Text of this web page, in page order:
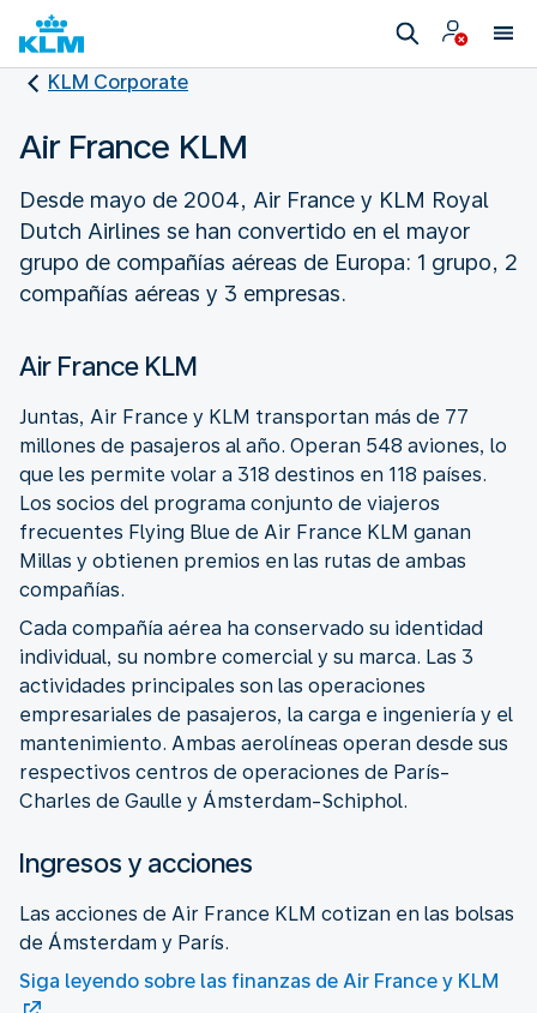
KLM Corporate
Air France KLM
Desde mayo de 2004, Air France y KLM Royal
Dutch Airlines se han convertido en el mayor
grupo de compañías aéreas de Europa: 1 grupo, 2
compañías aéreas y 3 empresas.
Air France KLM
Juntas, Air France y KLM transportan más de 77
millones de pasajeros al año. Operan 548 aviones, lo
que les permite volar a 318 destinos en 118 países.
Los socios del programa conjunto de viajeros
frecuentes Flying Blue de Air France KLM ganan
Millas y obtienen premios en las rutas de ambas
compañías.
Cada compañía aérea ha conservado su identidad
individual, su nombre comercial y su marca. Las 3
actividades principales son las operaciones
empresariales de pasajeros, la carga e ingeniería y el
mantenimiento. Ambas aerolíneas operan desde sus
respectivos centros de operaciones de París-
Charles de Gaulle y Ámsterdam-Schiphol.
Ingresos y acciones
Las acciones de Air France KLM cotizan en las bolsas
de Ámsterdam y París.
Siga leyendo sobre las finanzas de Air France y KLM